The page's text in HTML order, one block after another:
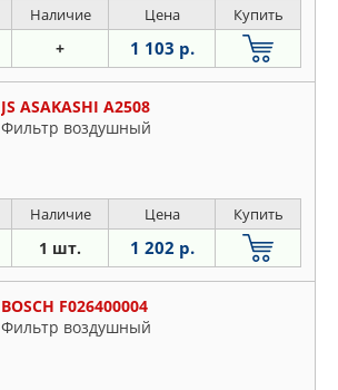
Наличие Цена Купить
+ 1 103 р.
JS ASAKASHI A2508
Фильтр воздушный
Наличие Цена Купить
1 шт. 1 202 р.
BOSCH F026400004
Фильтр воздушный